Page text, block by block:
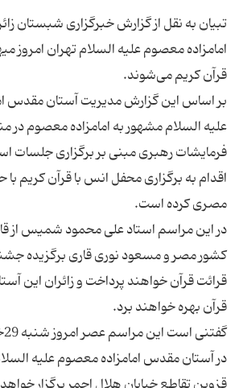
تبیان به نقل از گزارش خبرگزاری شبستان
امامزاده معصوم علیه السلام تهران امروز
بر اساس این گزارش مدیریت آستان مقدس
فرمایشات رهبری مبنی بر برگزاری جلسات
اقدام به برگزاری محفل انس با قرآن کریم با
در این مراسم استاد علی محمود شمیس از
کشور مصر و مسعود نوری قاری برگزیده
قرائت قرآن خواهند پرداخت و زائران این
در آستان مقدس امامزاده معصوم علیه